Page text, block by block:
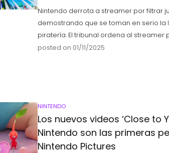
Nintendo derrota a streamer por filtrar
demostrando que se toman en serio la
piratería. El tribunal ordena al streamer
posted on 01/11/2025
NINTENDO
Los nuevos videos ‘Close to
Nintendo son las primeras
Nintendo Pictures